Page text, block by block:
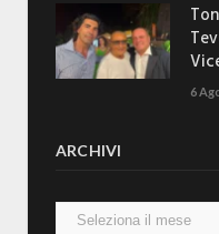
6
ARCHIVI
Archivi